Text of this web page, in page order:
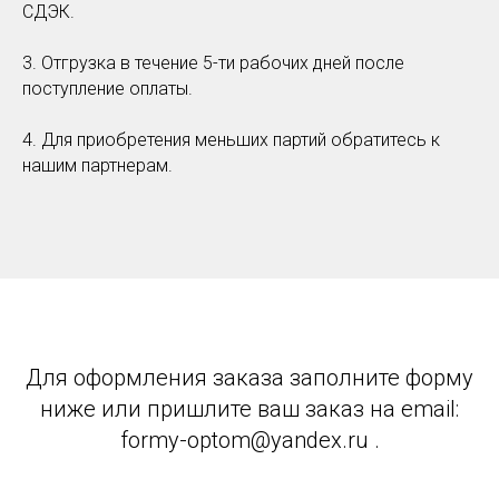
СДЭК.
3. Отгрузка в течение 5-ти рабочих дней после
поступление оплаты.
4. Для приобретения меньших партий обратитесь к
нашим партнерам.
Для оформления заказа заполните форму
ниже или пришлите ваш заказ на email:
formy-optom@yandex.ru .